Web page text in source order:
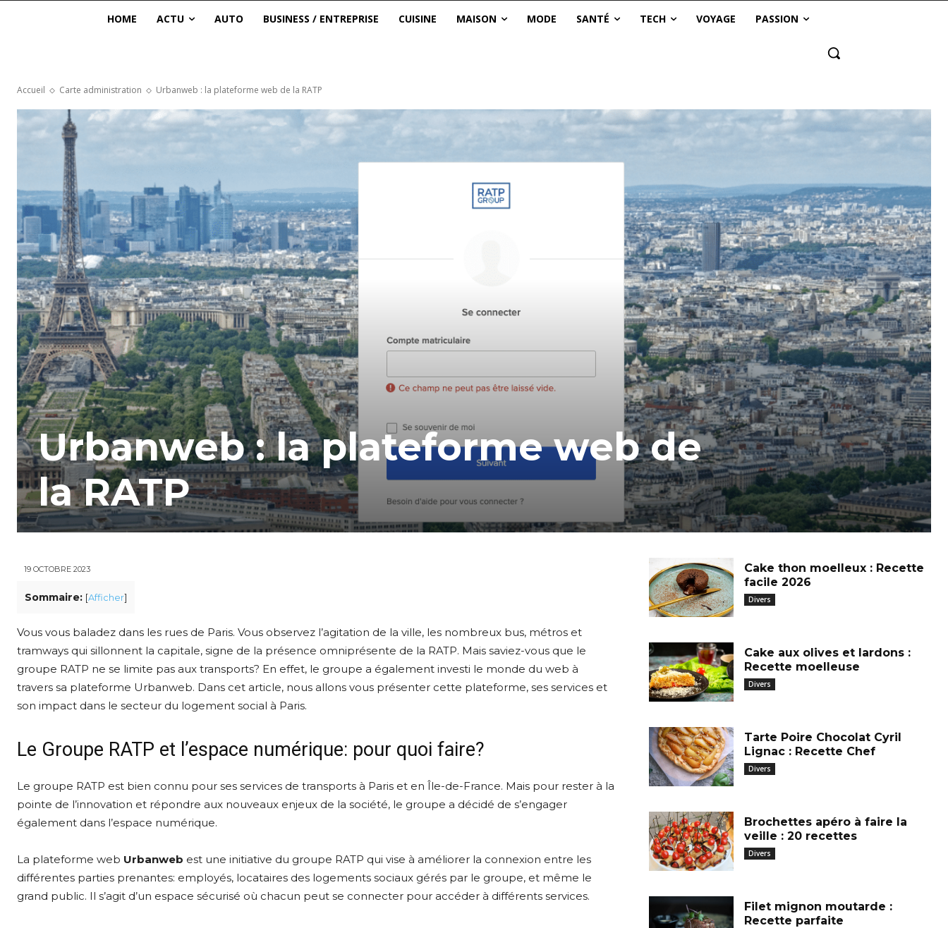
HOME ACTU AUTO BUSINESS / ENTREPRISE CUISINE MAISON MODE SANTÉ TECH VOYAGE PASSION
Accueil Carte administration Urbanweb : la plateforme web de la RATP
Urbanweb : la plateforme web de
la RATP
19 OCTOBRE 2023
Sommaire: [Afficher]
Vous vous baladez dans les rues de Paris. Vous observez l’agitation de la ville, les nombreux bus, métros et
tramways qui sillonnent la capitale, signe de la présence omniprésente de la RATP. Mais saviez-vous que le
groupe RATP ne se limite pas aux transports? En effet, le groupe a également investi le monde du web à
travers sa plateforme Urbanweb. Dans cet article, nous allons vous présenter cette plateforme, ses services et
son impact dans le secteur du logement social à Paris.
Le Groupe RATP et l’espace numérique: pour quoi faire?
Le groupe RATP est bien connu pour ses services de transports à Paris et en Île-de-France. Mais pour rester à la
pointe de l’innovation et répondre aux nouveaux enjeux de la société, le groupe a décidé de s’engager
également dans l’espace numérique.
La plateforme web Urbanweb est une initiative du groupe RATP qui vise à améliorer la connexion entre les
différentes parties prenantes: employés, locataires des logements sociaux gérés par le groupe, et même le
grand public. Il s’agit d’un espace sécurisé où chacun peut se connecter pour accéder à différents services.
Cake thon moelleux : Recette
facile 2026
Divers
Cake aux olives et lardons :
Recette moelleuse
Divers
Tarte Poire Chocolat Cyril
Lignac : Recette Chef
Divers
Brochettes apéro à faire la
veille : 20 recettes
Divers
Filet mignon moutarde :
Recette parfaite